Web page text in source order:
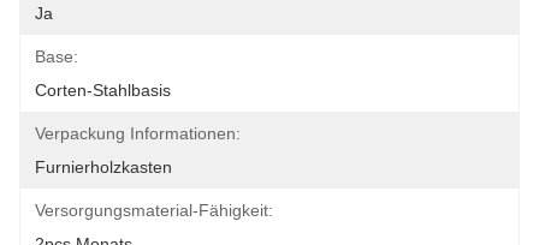
Ja
Base:
Corten-Stahlbasis
Verpackung Informationen:
Furnierholzkasten
Versorgungsmaterial-Fähigkeit: